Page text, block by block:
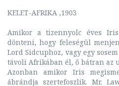
KELET-AFRIKA ,1903
Amikor a tizennyolc éves
dönteni, hogy feleségül
Lord Sidcuphoz, vagy egy
távoli Afrikában él, ő bátran az
Azonban amikor Iris
ábrándja szertefoszlik. Mr.